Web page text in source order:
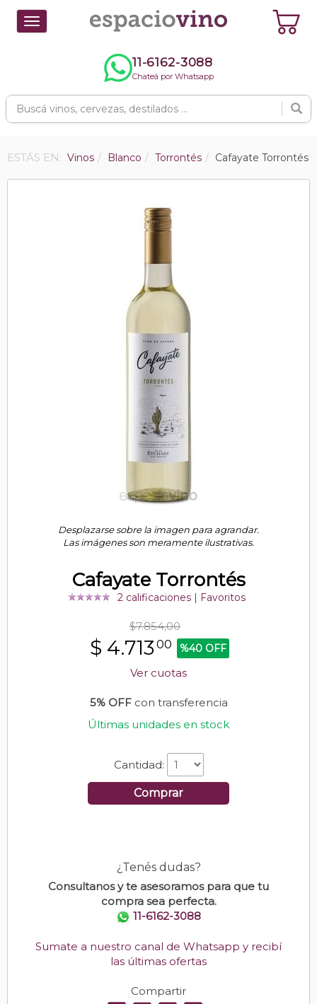
Toggle
navigation
11-6162-3088
Chateá por Whatsapp
ESTÁS EN: Vinos Blanco Torrontés Cafayate Torrontés
Desplazarse sobre la imagen para agrandar.
Las imágenes son meramente ilustrativas.
Cafayate Torrontés
2 calificaciones| Favoritos
$7.854,00
$ 4.713 00 %40 OFF
Ver cuotas
5% OFFcon transferencia
Últimas unidades en stock
Cantidad:
Comprar
¿Tenés dudas?
Consultanos y te asesoramos para que tu
compra sea perfecta.
11-6162-3088
Sumate a nuestro canal de Whatsapp y recibí
las últimas ofertas
Compartir